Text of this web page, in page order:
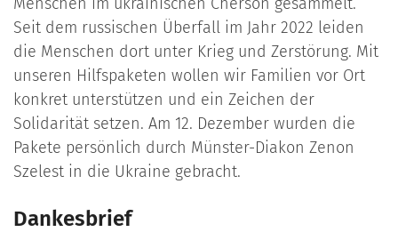
Seit dem russischen Überfall im Jahr 2022 leiden
die Menschen dort unter Krieg und Zerstörung. Mit
unseren Hilfspaketen wollen wir Familien vor Ort
konkret unterstützen und ein Zeichen der
Solidarität setzen. Am 12. Dezember wurden die
Pakete persönlich durch Münster-Diakon Zenon
Szelest in die Ukraine gebracht.
Dankesbrief